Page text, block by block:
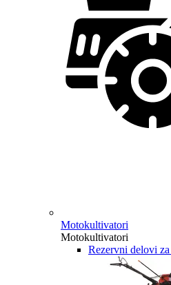
Motokultivatori
Motokultivatori
Rezervni delovi